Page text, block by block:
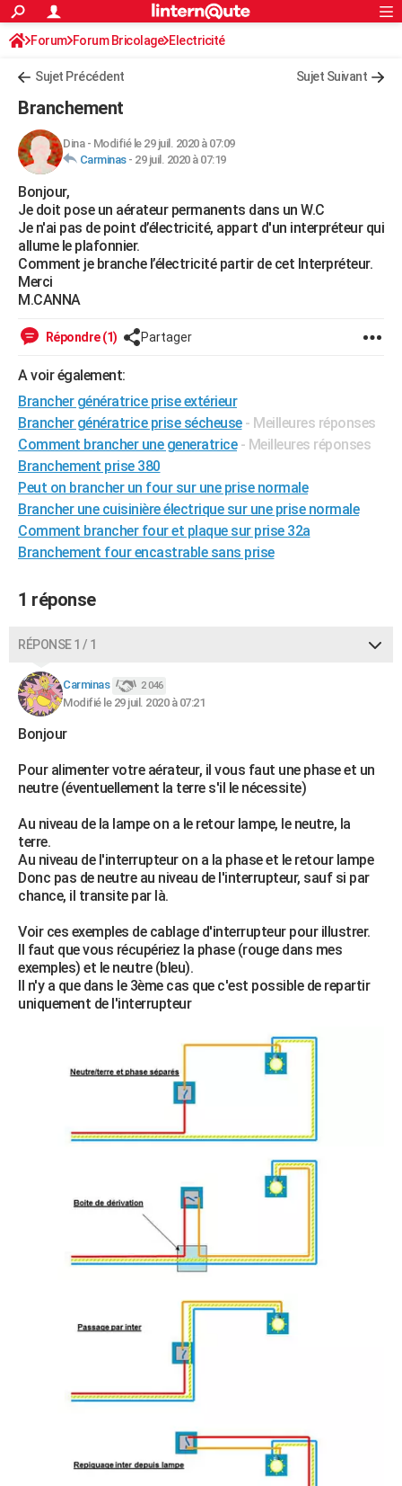
ACTUALITÉS
Politique
Société
Faits Divers
Education
Monde
Villes
+
FINANCE
Retraite
Impôts
Epargne
Immobilier
Risques naturels par ville
Banque
Assurance
Crédit
AUTO
Essais
Réserver un essai
Citadines
Berlines
SUV
Forum auto
+HIGH-TECH
Mobiles
Meilleur smartphone
Internet
Ordinateurs
Jeux vidéo
Guide high-tech
+BRICOLAGE
Forum
Aménagement intérieur
Extérieur
Cuisine
Salle de bains
Jardinage
Rangement
WEEK-END
Art de vivre
Bien-être
Loisirs
Mode
Modes de vie
Alimentation
Guide de la santé
Maladies
Médicaments
Sommeil
Destinations
City break
Voyage nature
Voyage de noces
Forum
Climat
+PHOTO
GUIDES D'ACHAT
BONS PLANS
CARTE DE VOEUX
Dictionnaire
Biographies
Citations
Expressions
Proverbes
PROGRAMME TV
COPAINS D'AVANT
S'inscrire
Se connecter
Lycées
Collèges
Primaires
Universités
Entreprises
Service militaire
Avis de recherche
AVIS DE DÉCÈS
FORUM
S'inscrire
Connexion
Forum Forum Bricolage Electricité
Sujet Précédent Sujet Suivant
Branchement
Dina- Modifié le 29 juil. 2020 à 07:09
Carminas- 29 juil. 2020 à 07:19
Bonjour,
Je doit pose un aérateur permanents dans un W.C
Je n'ai pas de point d’électricité, appart d'un interpréteur qui
allume le plafonnier.
Comment je branche l’électricité partir de cet Interpréteur.
Merci
M.CANNA
Répondre (1) Partager
A voir également:
Brancher génératrice prise extérieur
Brancher génératrice prise sécheuse - Meilleures réponses
Comment brancher une generatrice - Meilleures réponses
Branchement prise 380
Peut on brancher un four sur une prise normale
Brancher une cuisinière électrique sur une prise normale
Comment brancher four et plaque sur prise 32a
Branchement four encastrable sans prise
1 réponse
RÉPONSE 1 / 1
Carminas 2 046
Modifié le 29 juil. 2020 à 07:21
Bonjour
Pour alimenter votre aérateur, il vous faut une phase et un
neutre (éventuellement la terre s'il le nécessite)
Au niveau de la lampe on a le retour lampe, le neutre, la
terre.
Au niveau de l'interrupteur on a la phase et le retour lampe
Donc pas de neutre au niveau de l'interrupteur, sauf si par
chance, il transite par là.
Voir ces exemples de cablage d'interrupteur pour illustrer.
Il faut que vous récupériez la phase (rouge dans mes
exemples) et le neutre (bleu).
Il n'y a que dans le 3ème cas que c'est possible de repartir
uniquement de l'interrupteur